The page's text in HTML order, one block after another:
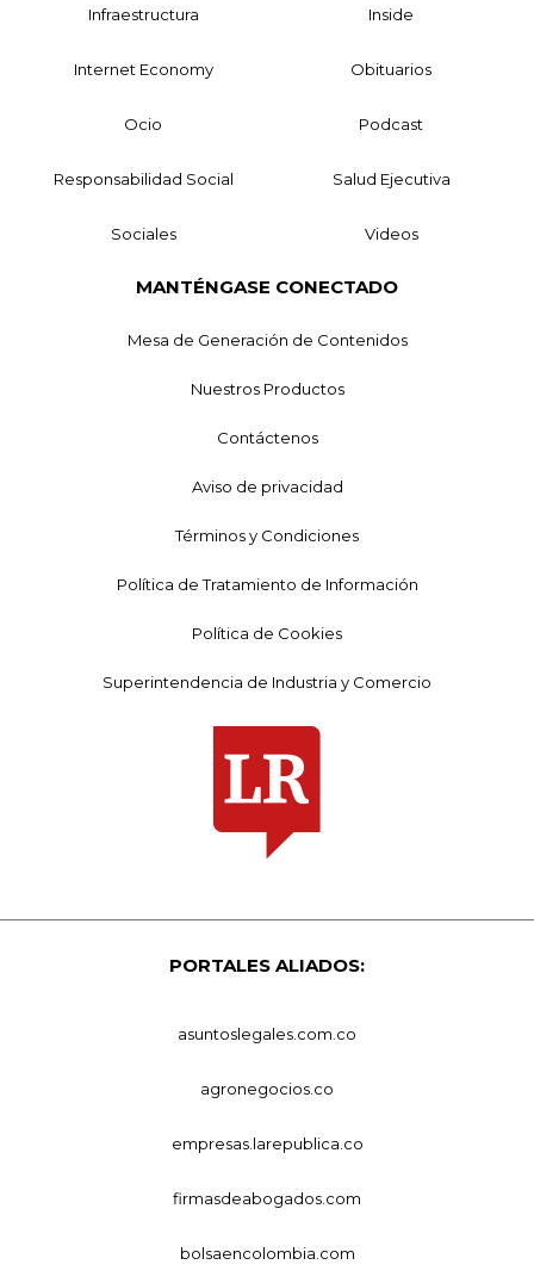
Infraestructura Inside
Internet Economy Obituarios
Ocio Podcast
Responsabilidad Social Salud Ejecutiva
Sociales Videos
MANTÉNGASE CONECTADO
Mesa de Generación de Contenidos
Nuestros Productos
Contáctenos
Aviso de privacidad
Términos y Condiciones
Política de Tratamiento de Información
Política de Cookies
Superintendencia de Industria y Comercio
PORTALES ALIADOS:
asuntoslegales.com.co
agronegocios.co
empresas.larepublica.co
firmasdeabogados.com
bolsaencolombia.com